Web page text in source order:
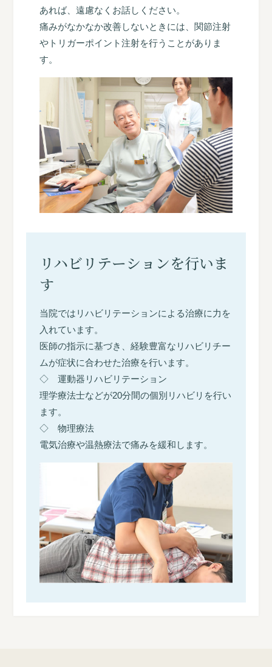
あれば、遠慮なくお話しください。
痛みがなかなか改善しないときには、関節注射
やトリガーポイント注射を行うことがありま
す。
リハビリテーションを行いま
す
当院ではリハビリテーションによる治療に力を
入れています。
医師の指示に基づき、経験豊富なリハビリチー
ムが症状に合わせた治療を行います。
◇ 運動器リハビリテーション
理学療法士などが20分間の個別リハビリを行い
ます。
◇ 物理療法
電気治療や温熱療法で痛みを緩和します。